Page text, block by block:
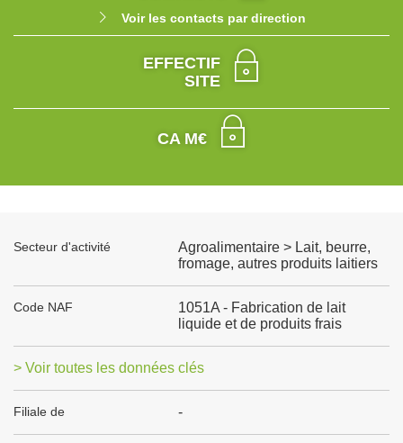
Voir les contacts par direction
EFFECTIF
SITE
CA M€
Secteur d'activité
Agroalimentaire > Lait, beurre,
fromage, autres produits laitiers
Code NAF
1051A - Fabrication de lait
liquide et de produits frais
> Voir toutes les données clés
Filiale de -